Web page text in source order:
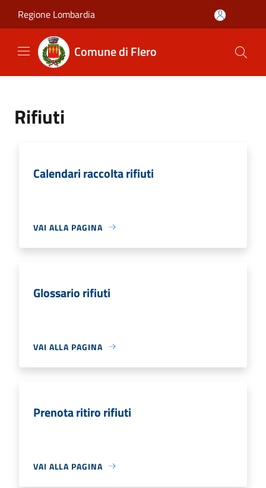
Regione Lombardia
Comune di Flero
Rifiuti
Calendari raccolta rifiuti
VAI ALLA PAGINA
Glossario rifiuti
VAI ALLA PAGINA
Prenota ritiro rifiuti
VAI ALLA PAGINA